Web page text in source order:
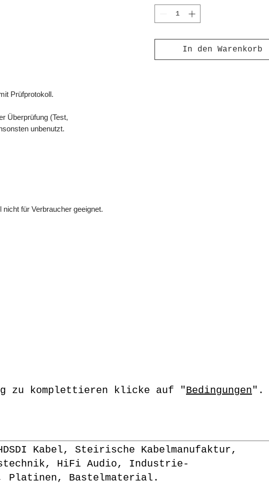
Prüfprotokoll.
Überprüfung (Test,
unbenutzt.
für Verbraucher geeignet.
In den Warenkorb
zu komplettieren klicke auf "Bedingungen".
Kabel, Steirische Kabelmanufaktur,
HiFi Audio, Industrie-
Platinen, Bastelmaterial.